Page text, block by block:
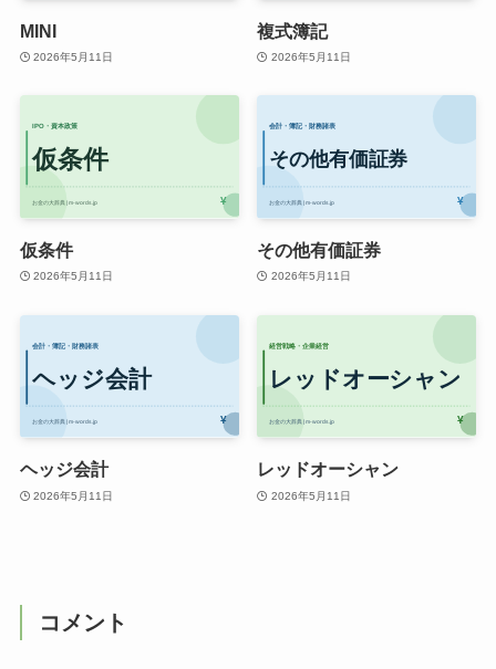
MINI
2026年5月11日
複式簿記
2026年5月11日
仮条件
2026年5月11日
その他有価証券
2026年5月11日
ヘッジ会計
2026年5月11日
レッドオーシャン
2026年5月11日
コメント